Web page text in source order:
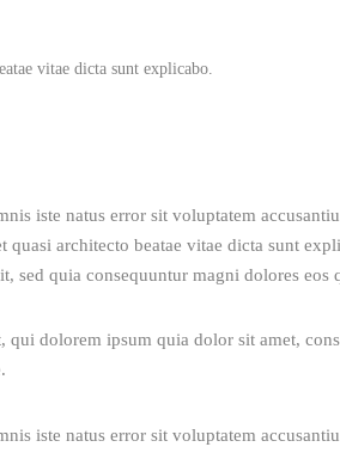
vitae dicta sunt explicabo.
iste natus error sit voluptatem
quasi architecto beatae vitae dicta sunt
sed quia consequuntur magni dolores
qui dolorem ipsum quia dolor sit amet,
iste natus error sit voluptatem